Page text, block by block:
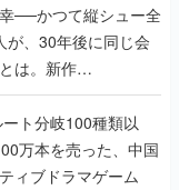
──かつて縦シュー全
が、30年後に同じ会
は。新作
』で初タッグを組
訊く開発秘話
ト分岐100種類以
万本を売った、中国
ィブドラマゲーム